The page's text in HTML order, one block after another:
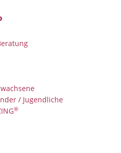
/ Jugendliche
®